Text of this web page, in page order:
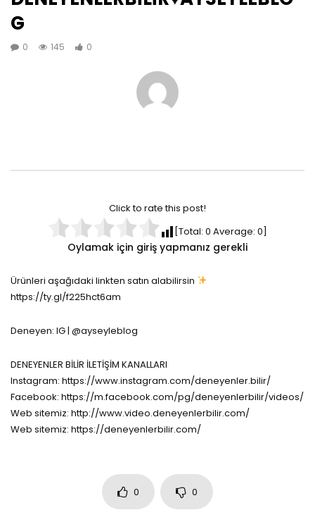
G
0 145 0
Click to rate this post!
[Total: 0 Average: 0]
Oylamak için giriş yapmanız gerekli
Ürünleri aşağıdaki linkten satın alabilirsin
https://ty.gl/f225hct6am
Deneyen: IG | @ayseyleblog
DENEYENLER BİLİR İLETİŞİM KANALLARI
Instagram: https://www.instagram.com/deneyenler.bilir/
Facebook: https://m.facebook.com/pg/deneyenlerbilir/videos/
Web sitemiz: http://www.video.deneyenlerbilir.com/
Web sitemiz: https://deneyenlerbilir.com/
0 0